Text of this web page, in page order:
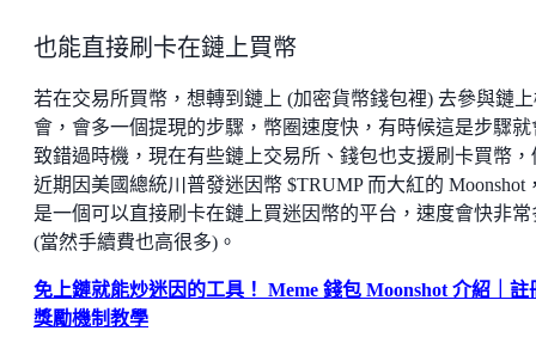
也能直接刷卡在鏈上買幣
若在交易所買幣，想轉到鏈上 (加密貨幣錢包裡) 去參與鏈
會，會多一個提現的步驟，幣圈速度快，有時候這是步驟就
致錯過時機，現在有些鏈上交易所、錢包也支援刷卡買幣，
近期因美國總統川普發迷因幣 $TRUMP 而大紅的 Moonshot
是一個可以直接刷卡在鏈上買迷因幣的平台，速度會快非常
(當然手續費也高很多)。
免上鏈就能炒迷因的工具！ Meme 錢包 Moonshot 介紹｜註
獎勵機制教學